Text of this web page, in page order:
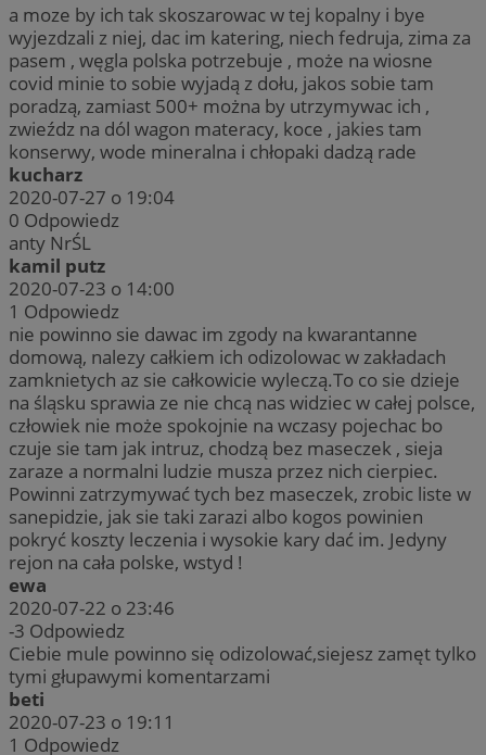
a moze by ich tak skoszarowac w tej kopalny i bye
wyjezdzali z niej, dac im katering, niech fedruja, zima za
pasem , węgla polska potrzebuje , może na wiosne
covid minie to sobie wyjadą z dołu, jakos sobie tam
poradzą, zamiast 500+ można by utrzymywac ich ,
zwieźdz na dól wagon materacy, koce , jakies tam
konserwy, wode mineralna i chłopaki dadzą rade
kucharz
2020-07-27 o 19:04
0 Odpowiedz
anty NrŚL
kamil putz
2020-07-23 o 14:00
1 Odpowiedz
nie powinno sie dawac im zgody na kwarantanne
domową, nalezy całkiem ich odizolowac w zakładach
zamknietych az sie całkowicie wyleczą.To co sie dzieje
na śląsku sprawia ze nie chcą nas widziec w całej polsce,
człowiek nie może spokojnie na wczasy pojechac bo
czuje sie tam jak intruz, chodzą bez maseczek , sieja
zaraze a normalni ludzie musza przez nich cierpiec.
Powinni zatrzymywać tych bez maseczek, zrobic liste w
sanepidzie, jak sie taki zarazi albo kogos powinien
pokryć koszty leczenia i wysokie kary dać im. Jedyny
rejon na cała polske, wstyd !
ewa
2020-07-22 o 23:46
-3 Odpowiedz
Ciebie mule powinno się odizolować,siejesz zamęt tylko
tymi głupawymi komentarzami
beti
2020-07-23 o 19:11
1 Odpowiedz